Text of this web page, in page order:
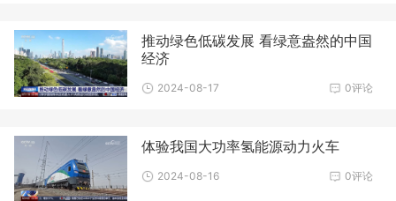
推动绿色低碳发展 看绿意盎然的中国
经济
0评论
2024-08-17
体验我国大功率氢能源动力火车
0评论
2024-08-16